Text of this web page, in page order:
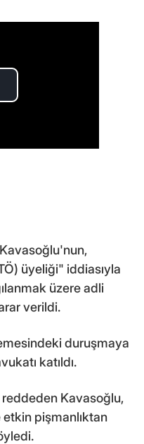
üyeliği" iddiasıyla
üzere adli
verildi.
duruşmaya
katıldı.
reddeden Kavasoğlu,
pişmanlıktan